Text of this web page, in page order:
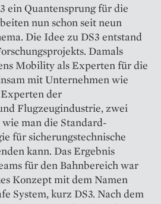
ein Quantensprung für die
nun schon seit neun
Die Idee zu DS3 entstand
Damals
Mobility als Experten für die
mit Unternehmen wie
der
Flugzeugindustrie, zwei
man die Standard-
für sicherungs­technische
kann. Das Ergebnis
für den Bahnbereich war
Konzept mit dem Namen
System, kurz DS3. Nach dem